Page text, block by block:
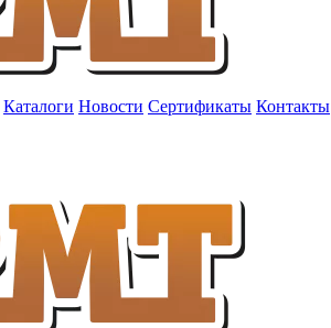
Каталоги Новости Сертификаты Контакты